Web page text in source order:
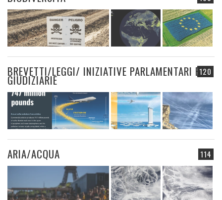
120
BREVETTI/LEGGI/ INIZIATIVE PARLAMENTARI E
GIUDIZIARIE
114
ARIA/ACQUA